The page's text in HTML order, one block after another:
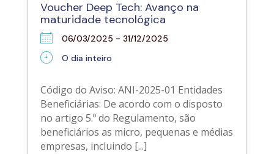
Voucher Deep Tech: Avanço na
maturidade tecnológica
06/03/2025 - 31/12/2025
O dia inteiro
Código do Aviso: ANI-2025-01 Entidades
Beneficiárias: De acordo com o disposto
no artigo 5.º do Regulamento, são
beneficiários as micro, pequenas e médias
empresas, incluindo [...]